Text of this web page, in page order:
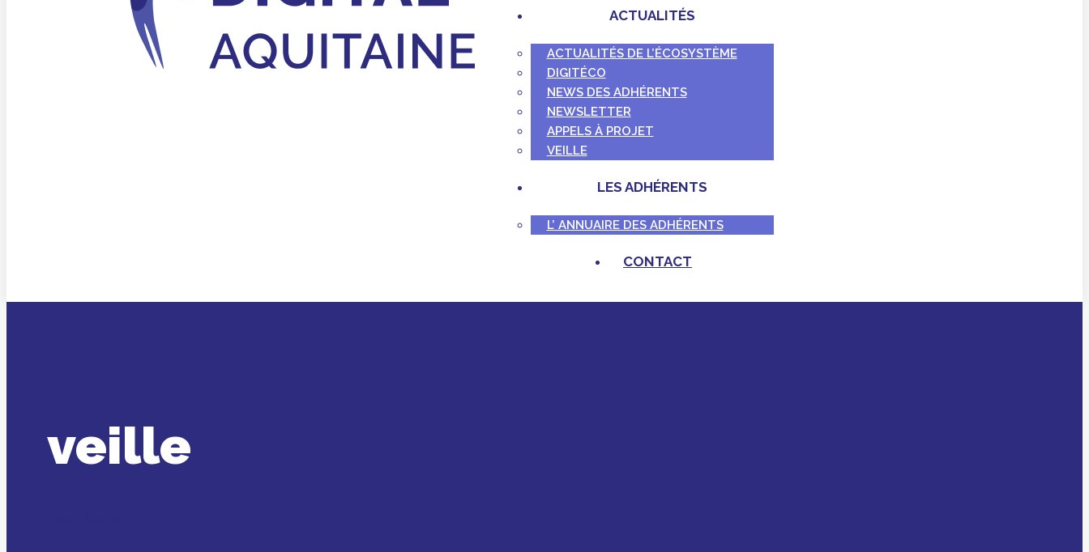
ACTUALITÉS
ACTUALITÉS DE L’ÉCOSYSTÈME
DIGITÉCO
NEWS DES ADHÉRENTS
NEWSLETTER
APPELS À PROJET
VEILLE
LES ADHÉRENTS
L’ ANNUAIRE DES ADHÉRENTS
CONTACT
veille